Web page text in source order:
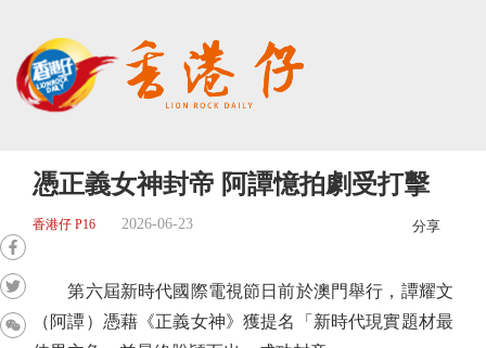
憑正義女神封帝 阿譚憶拍劇受打擊
香港仔 P16 2026-06-23 分享
第六屆新時代國際電視節日前於澳門舉行，譚耀文
（阿譚）憑藉《正義女神》獲提名「新時代現實題材最